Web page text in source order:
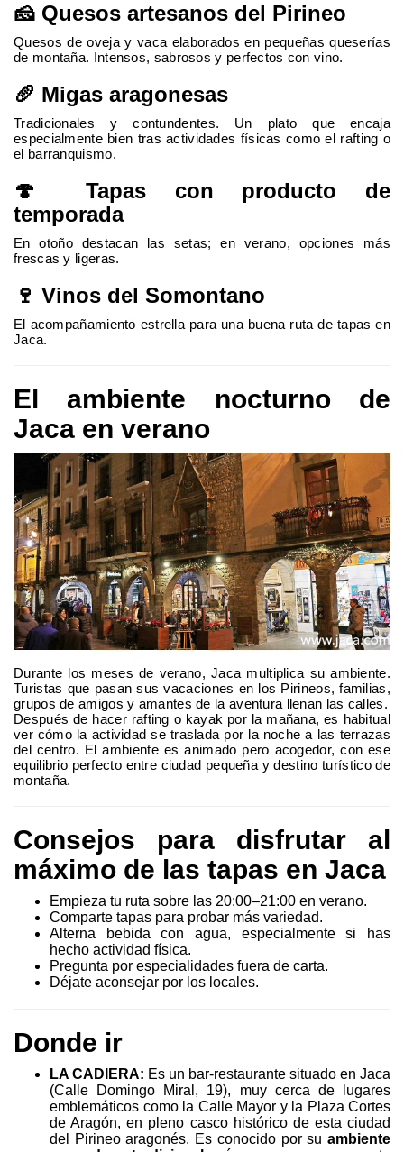
🧀 Quesos artesanos del Pirineo
Quesos de oveja y vaca elaborados en pequeñas queserías
de montaña. Intensos, sabrosos y perfectos con vino.
🥖 Migas aragonesas
Tradicionales y contundentes. Un plato que encaja
especialmente bien tras actividades físicas como el rafting o
el barranquismo.
🍄 Tapas con producto de
temporada
En otoño destacan las setas; en verano, opciones más
frescas y ligeras.
🍷 Vinos del Somontano
El acompañamiento estrella para una buena ruta de tapas en
Jaca.
El ambiente nocturno de
Jaca en verano
Durante los meses de verano, Jaca multiplica su ambiente.
Turistas que pasan sus vacaciones en los Pirineos, familias,
grupos de amigos y amantes de la aventura llenan las calles.
Después de hacer rafting o kayak por la mañana, es habitual
ver cómo la actividad se traslada por la noche a las terrazas
del centro. El ambiente es animado pero acogedor, con ese
equilibrio perfecto entre ciudad pequeña y destino turístico de
montaña.
Consejos para disfrutar al
máximo de las tapas en Jaca
Empieza tu ruta sobre las 20:00–21:00 en verano.
Comparte tapas para probar más variedad.
Alterna bebida con agua, especialmente si has
hecho actividad física.
Pregunta por especialidades fuera de carta.
Déjate aconsejar por los locales.
Donde ir
LA CADIERA: Es un bar-restaurante situado en Jaca
(Calle Domingo Miral, 19), muy cerca de lugares
emblemáticos como la Calle Mayor y la Plaza Cortes
de Aragón, en pleno casco histórico de esta ciudad
del Pirineo aragonés. Es conocido por su ambiente